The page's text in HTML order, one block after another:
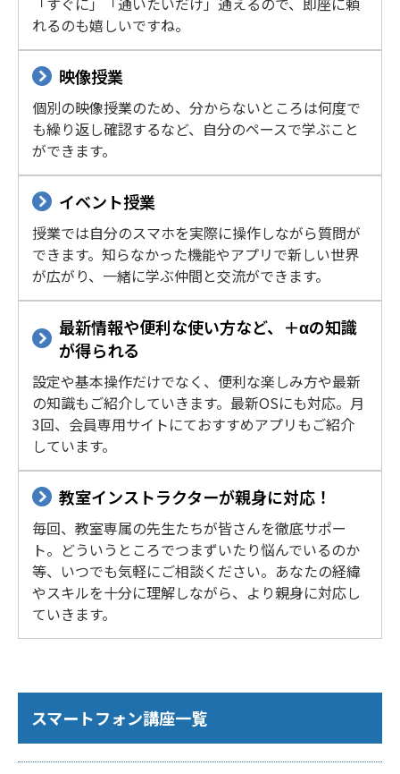
れるのも嬉しいですね。
映像授業
個別の映像授業のため、分からないところは何度で
も繰り返し確認するなど、自分のペースで学ぶこと
ができます。
イベント授業
授業では自分のスマホを実際に操作しながら質問が
できます。知らなかった機能やアプリで新しい世界
が広がり、一緒に学ぶ仲間と交流ができます。
最新情報や便利な使い方など、＋αの知識
が得られる
設定や基本操作だけでなく、便利な楽しみ方や最新
の知識もご紹介していきます。最新OSにも対応。月
3回、会員専用サイトにておすすめアプリもご紹介
しています。
教室インストラクターが親身に対応！
毎回、教室専属の先生たちが皆さんを徹底サポー
ト。どういうところでつまずいたり悩んでいるのか
等、いつでも気軽にご相談ください。あなたの経緯
やスキルを十分に理解しながら、より親身に対応し
ていきます。
スマートフォン講座一覧